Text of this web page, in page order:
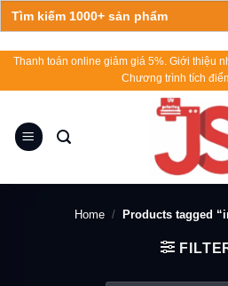
Search
for:
Skip
Thanh toán online giảm giá 5%. Giới thiệu
Chương trình tích
Home / Products tagged